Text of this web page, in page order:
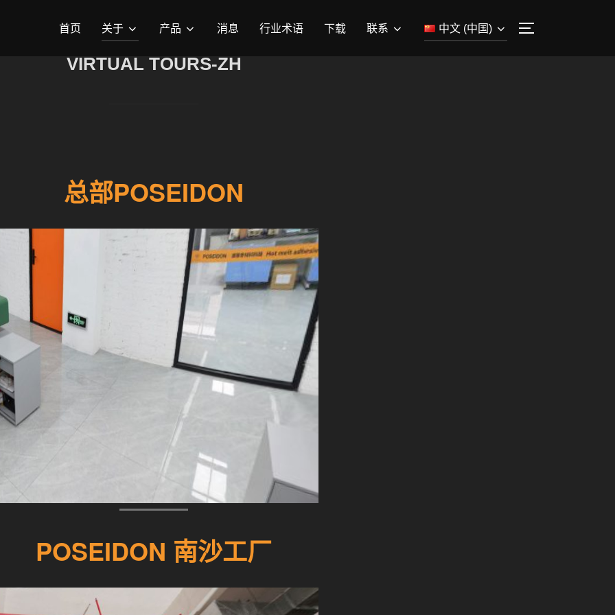
首页 关于 产品 消息 行业术语 下载 联系 中文 (中国) TOGGLE
VIRTUAL TOURS-ZH
总部POSEIDON
POSEIDON 南沙工厂